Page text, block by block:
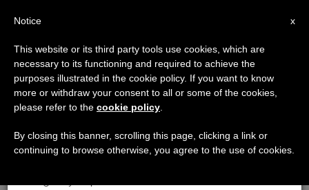
×
Aviso importante
Del 27 de julio al 7 de agosto haremos la pausa
anual, aprovechando que en el periodo de verano
se generan menos informaciones y también el
x
Notice
This website or its third party tools use cookies, which are
necessary to its functioning and required to achieve the
purposes illustrated in the cookie policy. If you want to know
more or withdraw your consent to all or some of the cookies,
please refer to the cookie policy
By closing this banner, scrolling this page, clicking a link or
continuing to browse otherwise, you agree to the use of cookies.